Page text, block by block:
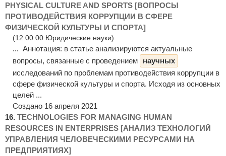
PHYSICAL CULTURE AND SPORTS [ВОПРОСЫ
ПРОТИВОДЕЙСТВИЯ КОРРУПЦИИ В СФЕРЕ
ФИЗИЧЕСКОЙ КУЛЬТУРЫ И СПОРТА]
(12.00.00 Юридические науки)
... Аннотация: в статье анализируются актуальные
вопросы, связанные с проведением
научных
исследований по проблемам противодействия коррупции в
сфере физической культуры и спорта. Исходя из основных
целей ...
Создано 16 апреля 2021
16. TECHNOLOGIES FOR MANAGING HUMAN
RESOURCES IN ENTERPRISES [АНАЛИЗ ТЕХНОЛОГИЙ
УПРАВЛЕНИЯ ЧЕЛОВЕЧЕСКИМИ РЕСУРСАМИ НА
ПРЕДПРИЯТИЯХ]